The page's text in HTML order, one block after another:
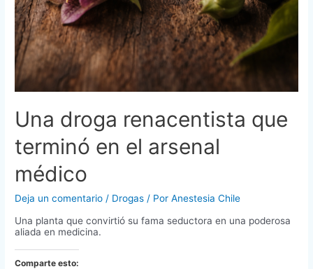
Una droga renacentista que
terminó en el arsenal
médico
Deja un comentario / Drogas / PorAnestesia Chile
Una planta que convirtió su fama seductora en una poderosa
aliada en medicina.
Comparte esto: